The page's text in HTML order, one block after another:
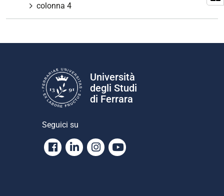
colonna 4
Università
degli Studi
di Ferrara
Seguici su
Facebook
LinkedinInstagram
Youtube